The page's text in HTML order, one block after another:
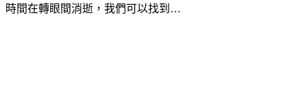
時間在轉眼間消逝，我們可以找到…